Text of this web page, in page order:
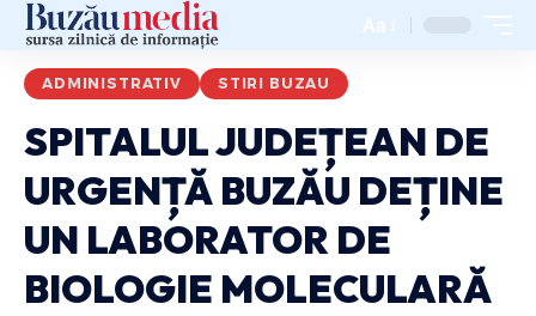
Aa
ADMINISTRATIV STIRI BUZAU
SPITALUL JUDEȚEAN DE
URGENȚĂ BUZĂU DEȚINE
UN LABORATOR DE
BIOLOGIE MOLECULARĂ